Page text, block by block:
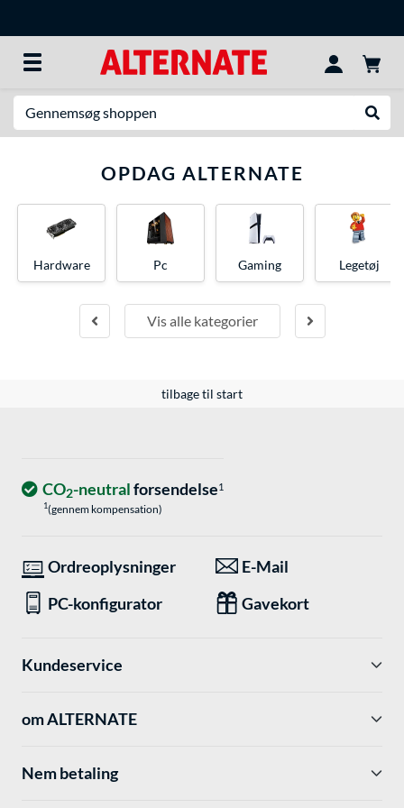
OPDAG ALTERNATE
Vis alle kategorier
Hardware Pc Gaming Legetøj
tilbage til start
CO2-neutralforsendelse1
1(gennem kompensation)
Ordreoplysninger
E-Mail
PC-konfigurator
Gavekort
Kundeservice
om ALTERNATE
Nem betaling